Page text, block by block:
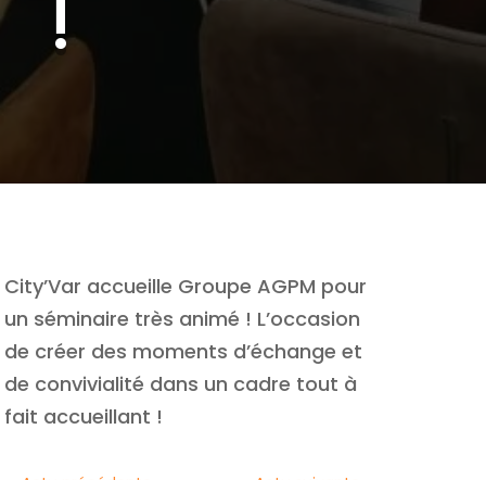
!
City’Var accueille Groupe AGPM pour
un séminaire très animé ! L’occasion
de créer des moments d’échange et
de convivialité dans un cadre tout à
fait accueillant !